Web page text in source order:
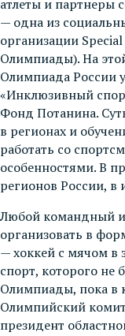
атлеты и партнеры
— одна из
организации
Олимпиады). На
Олимпиада России
«Инклюзивный
Фонд Потанина.
в регионах и
работать со
особенностями. В
регионов России, в
Любой командный
организовать в
— хоккей с мячом в
спорт, которого
Олимпиады, пока в
Олимпийский
президент